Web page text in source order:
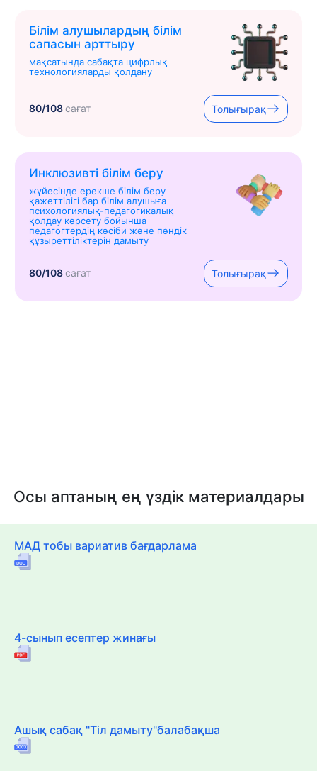
Білім алушылардың білім
сапасын арттыру
мақсатында сабақта цифрлық
технологияларды қолдану
80/108сағат Толығырақ
Инклюзивті білім беру
жүйесінде ерекше білім беру
қажеттілігі бар білім алушыға
психологиялық-педагогикалық
қолдау көрсету бойынша
педагогтердің кәсіби және пәндік
құзыреттіліктерін дамыту
80/108сағат Толығырақ
Осы аптаның ең үздік материалдары
МАД тобы вариатив бағдарлама
4-сынып есептер жинағы
Ашық сабақ "Тіл дамыту"балабақша